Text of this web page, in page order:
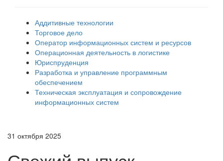
Аддитивные технологии
Торговое дело
Оператор информационных систем и ресурсов
Операционная деятельность в логистике
Юриспруденция
Разработка и управление программным
обеспечением
Техническая эксплуатация и сопровождение
информационных систем
31 октября 2025